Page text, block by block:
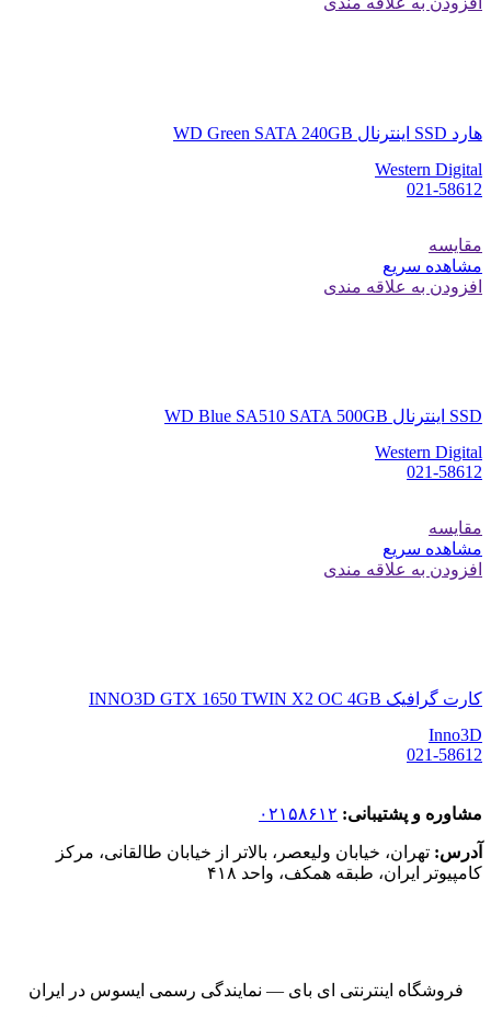
هارد SSD اینترنال WD Green SATA 240GB
Western Digital
021-58612
مقایسه
مشاهده سریع
افزودن به علاقه مندی
SSD اینترنال WD Blue SA510 SATA 500GB
Western Digital
021-58612
مقایسه
مشاهده سریع
افزودن به علاقه مندی
کارت گرافیک INNO3D GTX 1650 TWIN X2 OC 4GB
Inno3D
021-58612
مشاوره و پشتیبانی: ۰۲۱۵۸۶۱۲
آدرس: تهران، خیابان ولیعصر، بالاتر از خیابان طالقانی، مرکز
کامپیوتر ایران، طبقه همکف، واحد ۴۱۸
فروشگاه اینترنتی ای‌ بای — نمایندگی رسمی ایسوس در ایران